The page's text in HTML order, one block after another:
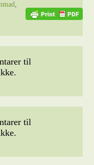
,
til
til